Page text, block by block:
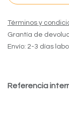
Términos y
Grantía de
Envío: 2-3 días
Referencia